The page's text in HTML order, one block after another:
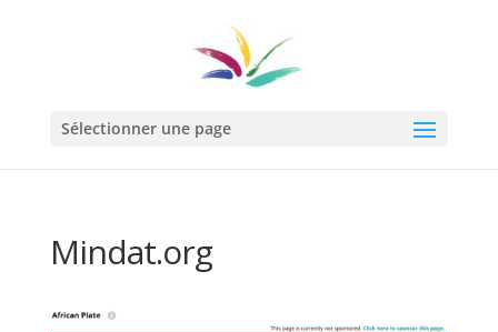
Sélectionner une page
Mindat.org